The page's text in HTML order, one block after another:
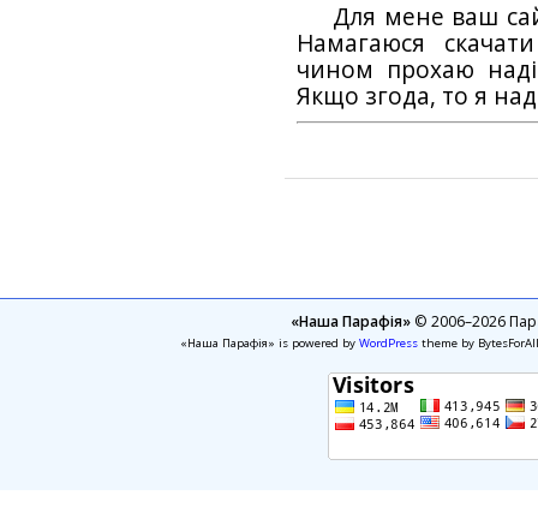
Для мене ваш
Намагаюся
чином прохаю
Якщо згода, то я
«Наша Парафія»© 2006–2026
«Наша Парафія» is powered by WordPresstheme by